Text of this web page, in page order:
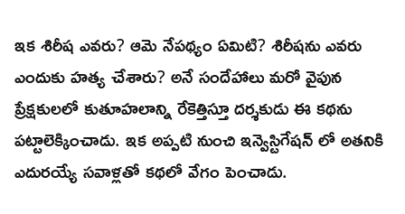
ఇక శిరీష ఎవరు? ఆమె నేపథ్యం ఏమిటి? శిరీషను ఎవరు
ఎందుకు హత్య చేశారు? అనే సందేహాలు మరో వైపున
ప్రేక్షకులలో కుతూహలాన్ని రేకెత్తిస్తూ దర్శకుడు ఈ కథను
పట్టాలెక్కించాడు. ఇక అప్పటి నుంచి ఇన్వెస్టిగేషన్ లో అతనికి
ఎదురయ్యే సవాళ్లతో కథలో వేగం పెంచాడు.